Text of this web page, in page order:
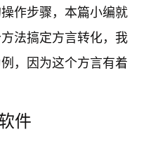
作步骤，本篇小编就
法搞定方言转化，我
，因为这个方言有着
件